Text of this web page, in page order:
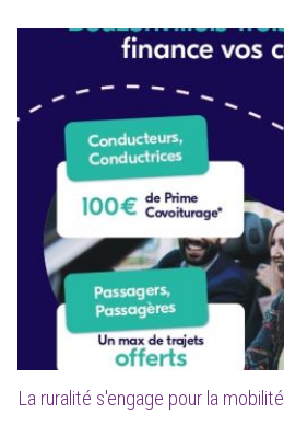
La ruralité s'engage pour la mobilité